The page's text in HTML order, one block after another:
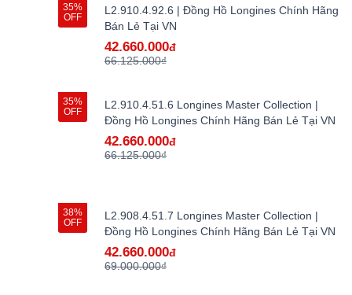
35%
OFF
L2.910.4.92.6 | Đồng Hồ Longines Chính Hãng
Bán Lẻ Tại VN
42.660.000đ
66.125.000₫
35%
OFF
L2.910.4.51.6 Longines Master Collection |
Đồng Hồ Longines Chính Hãng Bán Lẻ Tại VN
42.660.000đ
66.125.000₫
38%
OFF
L2.908.4.51.7 Longines Master Collection |
Đồng Hồ Longines Chính Hãng Bán Lẻ Tại VN
42.660.000đ
69.000.000₫